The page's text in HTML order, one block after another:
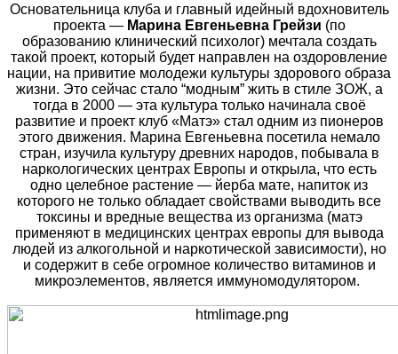
Основательница клуба и главный идейный вдохновитель
проекта — Марина Евгеньевна Грейзи (по
образованию клинический психолог) мечтала создать
такой проект, который будет направлен на оздоровление
нации, на привитие молодежи культуры здорового образа
жизни. Это сейчас стало “модным” жить в стиле ЗОЖ, а
тогда в 2000 — эта культура только начинала своё
развитие и проект клуб «Матэ» стал одним из пионеров
этого движения. Марина Евгеньевна посетила немало
стран, изучила культуру древних народов, побывала в
наркологических центрах Европы и открыла, что есть
одно целебное растение — йерба мате, напиток из
которого не только обладает свойствами выводить все
токсины и вредные вещества из организма (матэ
применяют в медицинских центрах европы для вывода
людей из алкогольной и наркотической зависимости), но
и содержит в себе огромное количество витаминов и
микроэлементов, является иммуномодулятором.